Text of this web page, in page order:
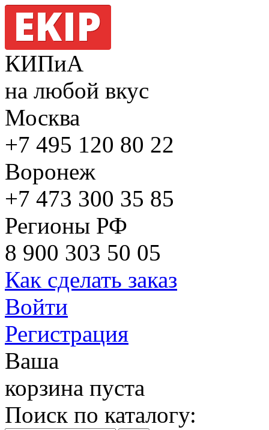
КИПиА
на любой вкус
Москва
+7 495 120 80 22
Воронеж
+7 473 300 35 85
Регионы РФ
8 900 303 50 05
Как сделать заказ
Войти
Регистрация
Ваша
корзина пуста
Поиск по каталогу: